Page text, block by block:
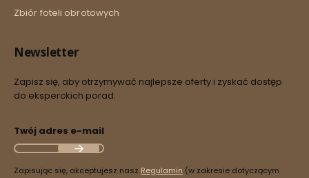
Zbiór foteli obrotowych
Newsletter
Zapisz się, aby otrzymywać najlepsze oferty i zyskać dostęp
do eksperckich porad.
Twój adres e-mail
Zapisując się, akceptujesz nasz Regulamin (w zakresie dotyczącym